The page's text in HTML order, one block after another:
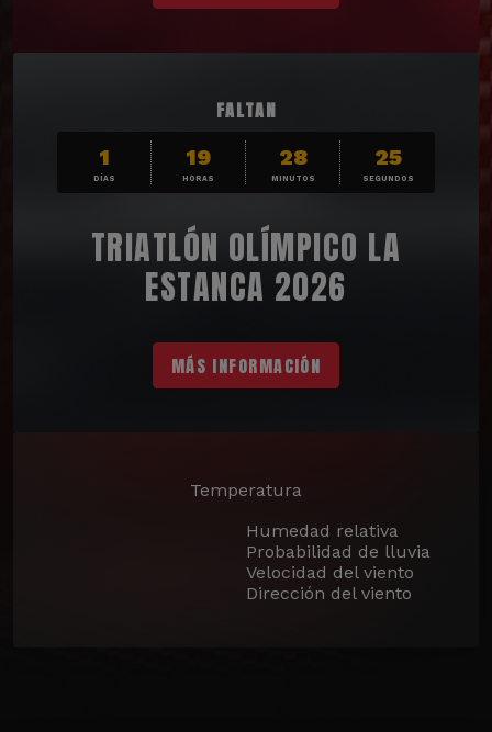
FALTAN
1
DÍAS
19
HORAS
28
MINUTOS
24
SEGUNDOS
TRIATLÓN OLÍMPICO LA
ESTANCA 2026
MÁS INFORMACIÓN
Temperatura
Humedad relativa
Probabilidad de lluvia
Velocidad del viento
Dirección del viento